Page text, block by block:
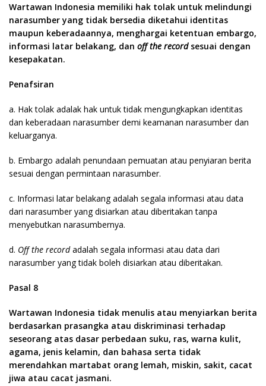
Wartawan Indonesia memiliki hak tolak untuk melindungi
narasumber yang tidak bersedia diketahui identitas
maupun keberadaannya, menghargai ketentuan embargo,
informasi latar belakang, dan off the recordsesuai dengan
kesepakatan.
Penafsiran
a. Hak tolak adalak hak untuk tidak mengungkapkan identitas
dan keberadaan narasumber demi keamanan narasumber dan
keluarganya.
b. Embargo adalah penundaan pemuatan atau penyiaran berita
sesuai dengan permintaan narasumber.
c. Informasi latar belakang adalah segala informasi atau data
dari narasumber yang disiarkan atau diberitakan tanpa
menyebutkan narasumbernya.
d. Off the recordadalah segala informasi atau data dari
narasumber yang tidak boleh disiarkan atau diberitakan.
Pasal 8
Wartawan Indonesia tidak menulis atau menyiarkan berita
berdasarkan prasangka atau diskriminasi terhadap
seseorang atas dasar perbedaan suku, ras, warna kulit,
agama, jenis kelamin, dan bahasa serta tidak
merendahkan martabat orang lemah, miskin, sakit, cacat
jiwa atau cacat jasmani.